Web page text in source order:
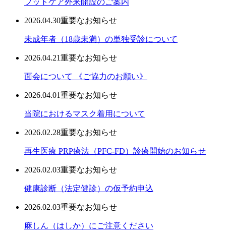
2026.04.30重要なお知らせ
未成年者（18歳未満）の単独受診について
2026.04.21重要なお知らせ
面会について 《ご協力のお願い》
2026.04.01重要なお知らせ
当院におけるマスク着用について
2026.02.28重要なお知らせ
再生医療 PRP療法（PFC-FD）診療開始のお知らせ
2026.02.03重要なお知らせ
健康診断（法定健診）の仮予約申込
2026.02.03重要なお知らせ
麻しん（はしか）にご注意ください